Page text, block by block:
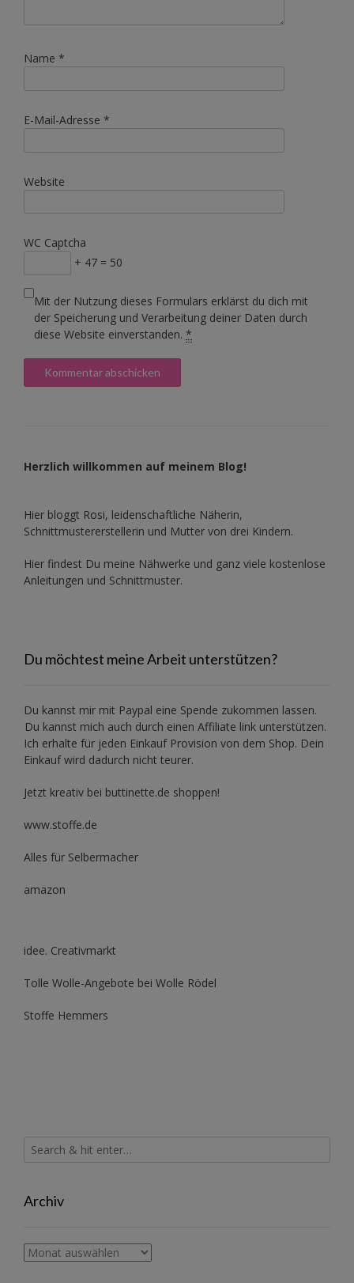
Name *
E-Mail-Adresse *
Website
WC Captcha
+ 47 = 50
Mit der Nutzung dieses Formulars erklärst du dich mit
der Speicherung und Verarbeitung deiner Daten durch
diese Website einverstanden. *
Herzlich willkommen auf meinem Blog!
Hier bloggt Rosi, leidenschaftliche Näherin,
Schnittmustererstellerin und Mutter von drei Kindern.
Hier findest Du meine Nähwerke und ganz viele kostenlose
Anleitungen und Schnittmuster.
Du möchtest meine Arbeit unterstützen?
Du kannst mir mit Paypal eine Spende zukommen lassen.
Du kannst mich auch durch einen Affiliate link unterstützen.
Ich erhalte für jeden Einkauf Provision von dem Shop. Dein
Einkauf wird dadurch nicht teurer.
Jetzt kreativ bei buttinette.de shoppen!
www.stoffe.de
Alles für Selbermacher
amazon
idee. Creativmarkt
Tolle Wolle-Angebote bei Wolle Rödel
Stoffe Hemmers
Archiv
Archiv